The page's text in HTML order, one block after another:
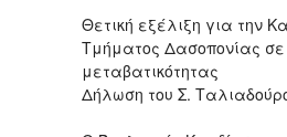
Θετική εξέλιξη για την
Τμήματος Δασοπονίας
μεταβατικότητας
Δήλωση του Σ.